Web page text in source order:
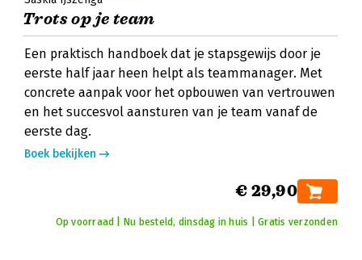
Trots op je team
Een praktisch handboek dat je stapsgewijs door je
eerste half jaar heen helpt als teammanager. Met
concrete aanpak voor het opbouwen van vertrouwen
en het succesvol aansturen van je team vanaf de
eerste dag.
Boek bekijken
€ 29,90
Op voorraad | Nu besteld, dinsdag in huis | Gratis verzonden